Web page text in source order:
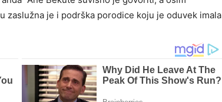
zaslužna je i podrška porodice koju je oduvek imala